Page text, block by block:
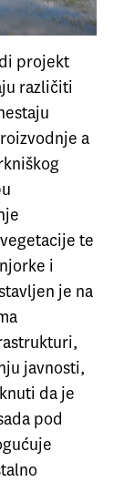
projekt
različiti
a
te
i
je na
javnosti,
da je
pod